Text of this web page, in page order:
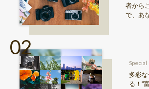
者から
で、あ
Special
多彩
る！“